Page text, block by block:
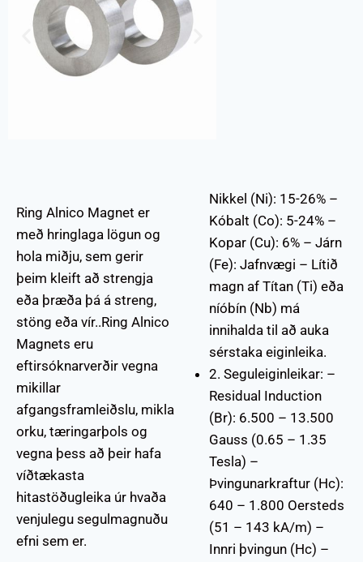
Ring Alnico Magnet er
með hringlaga lögun og
hola miðju, sem gerir
þeim kleift að strengja
eða þræða þá á streng,
stöng eða vír..Ring Alnico
Magnets eru
eftirsóknarverðir vegna
mikillar
afgangsframleiðslu, mikla
orku, tæringarþols og
vegna þess að þeir hafa
víðtækasta
hitastöðugleika úr hvaða
venjulegu segulmagnuðu
efni sem er.
Nikkel (Ni): 15-26% –
Kóbalt (Co): 5-24% –
Kopar (Cu): 6% – Járn
(Fe): Jafnvægi – Lítið
magn af Títan (Ti) eða
níóbín (Nb) má
innihalda til að auka
sérstaka eiginleika.
2. Seguleiginleikar: –
Residual Induction
(Br): 6.500 – 13.500
Gauss (0.65 – 1.35
Tesla) –
Þvingunarkraftur (Hc):
640 – 1.800 Oersteds
(51 – 143 kA/m) –
Innri þvingun (Hc) –